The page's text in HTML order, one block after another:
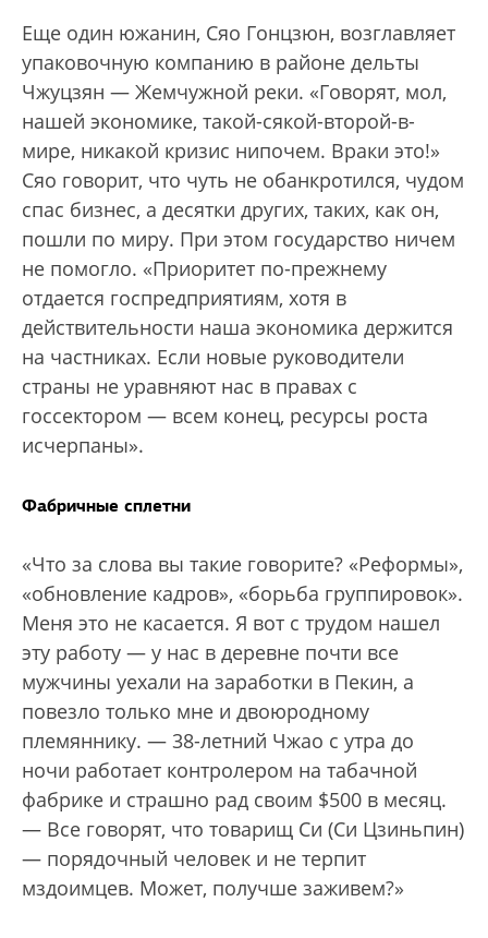
Еще один южанин, Сяо Гонцзюн, возглавляет
упаковочную компанию в районе дельты
Чжуцзян — Жемчужной реки. «Говорят, мол,
нашей экономике, такой-сякой-второй-в-
мире, никакой кризис нипочем. Враки это!»
Сяо говорит, что чуть не обанкротился, чудом
спас бизнес, а десятки других, таких, как он,
пошли по миру. При этом государство ничем
не помогло. «Приоритет по-прежнему
отдается госпредприятиям, хотя в
действительности наша экономика держится
на частниках. Если новые руководители
страны не уравняют нас в правах с
госсектором — всем конец, ресурсы роста
исчерпаны».
Фабричные сплетни
«Что за слова вы такие говорите? «Реформы»,
«обновление кадров», «борьба группировок».
Меня это не касается. Я вот с трудом нашел
эту работу — у нас в деревне почти все
мужчины уехали на заработки в Пекин, а
повезло только мне и двоюродному
племяннику. — 38-летний Чжао с утра до
ночи работает контролером на табачной
фабрике и страшно рад своим $500 в месяц.
— Все говорят, что товарищ Си (Си Цзиньпин)
— порядочный человек и не терпит
мздоимцев. Может, получше заживем?»